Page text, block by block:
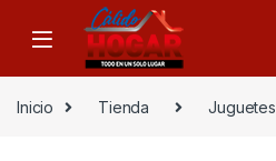
Skip to navigation
Skip to content
Inicio Tienda Juguetes